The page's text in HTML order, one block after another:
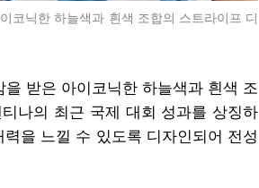
코닉한 하늘색과 흰색 조합의 스트라이프 디
받은 아이코닉한 하늘색과 흰색 조
나의 최근 국제 대회 성과를 상징하
을 느낄 수 있도록 디자인되어 전성